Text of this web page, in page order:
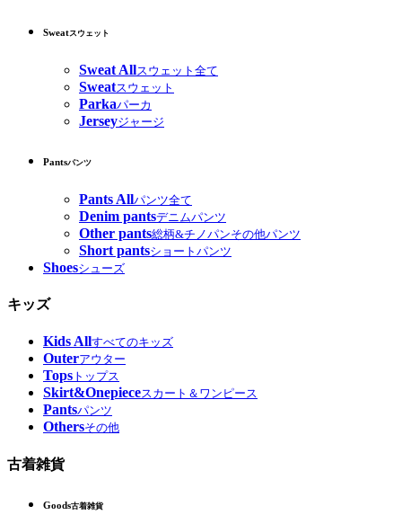
Sweatスウェット
Sweat Allスウェット全て
Sweatスウェット
Parkaパーカ
Jerseyジャージ
Pantsパンツ
Pants Allパンツ全て
Denim pantsデニムパンツ
Other pants総柄&チノパンその他パンツ
Short pantsショートパンツ
Shoesシューズ
キッズ
Kids Allすべてのキッズ
Outerアウター
Tops トップス
Skirt&Onepieceスカート＆ワンピース
Pantsパンツ
Othersその他
古着雑貨
Goods古着雑貨